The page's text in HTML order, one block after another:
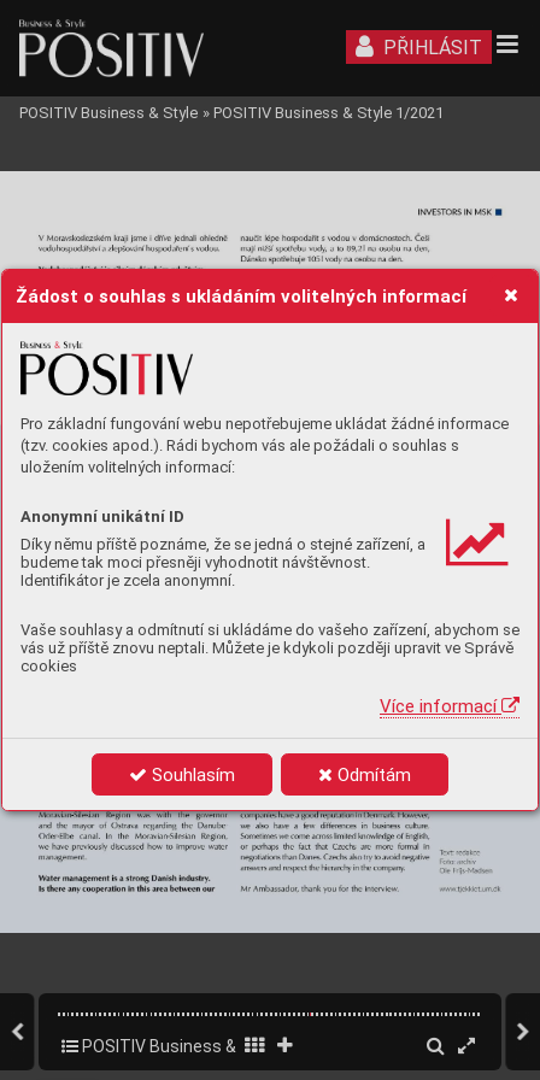
Žádost o souhlas s ukládáním volitelných informací
Pro základní fungování webu nepotřebujeme ukládat žádné informace
(tzv. cookies apod.). Rádi bychom vás ale požádali o souhlas s
uložením volitelných informací:
Anonymní unikátní ID
Díky němu příště poznáme, že se jedná o stejné zařízení, a
budeme tak moci přesněji vyhodnotit návštěvnost.
Identifikátor je zcela anonymní.
Vaše souhlasy a odmítnutí si ukládáme do vašeho zařízení, abychom se
vás už příště znovu neptali. Můžete je kdykoli později upravit ve Správě
cookies
Více informací
Souhlasím Odmítám
PŘIHLÁSIT
POSITIV Business & Style » POSITIV Business & Style 1/2021
POSITIV Business & Style 1/2021